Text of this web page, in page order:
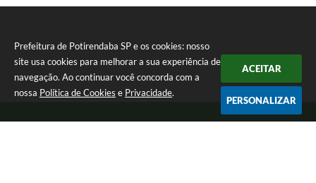
Prefeitura de Potirendaba SP e os cookies: nosso
site usa cookies para melhorar a sua experiência de
navegação. Ao continuar você concorda com a
nossa Política de Cookies e Privacidade.
ACEITAR
PERSONALIZAR